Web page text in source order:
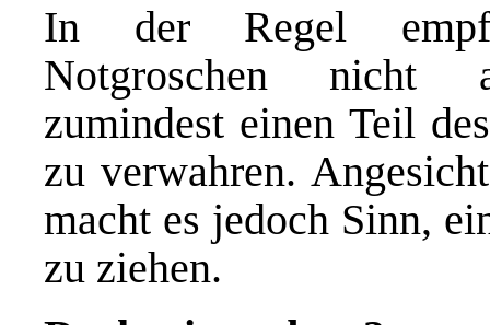
In der Regel
Notgroschen nicht
zumindest einen Teil
zu verwahren.
macht es jedoch Sinn,
zu ziehen.